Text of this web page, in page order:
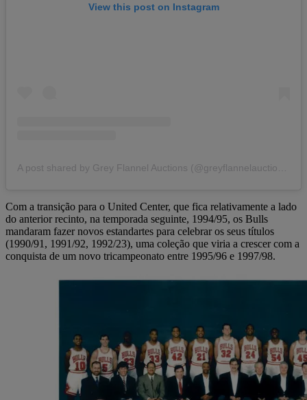
View this post on Instagram
Com a transição para o United Center, que fica relativamente a lado
do anterior recinto, na temporada seguinte, 1994/95, os Bulls
mandaram fazer novos estandartes para celebrar os seus títulos
(1990/91, 1991/92, 1992/23), uma coleção que viria a crescer com a
conquista de um novo tricampeonato entre 1995/96 e 1997/98.